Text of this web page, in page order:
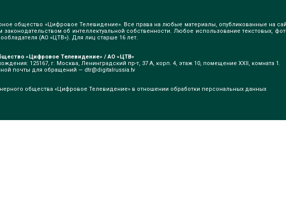
общество «Цифровое Телевидение». Все права на любые материалы, опубликованные на
об интеллектуальной собственности. Любое использование текстовых,
(АО «ЦТВ»). Для лиц старше 16 лет.
«Цифровое Телевидение» / АО «ЦТВ»
125167, г. Москва, Ленинградский пр-т, 37 А, корп. 4, этаж 10, помещение XXII, комната 1.
почты для обращений — dtr@digitalrussia.tv
общества «Цифровое Телевидение» в отношении обработки персональных данных